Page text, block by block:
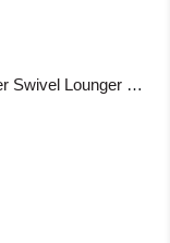
Ghế Sofa Thư Giãn Asher Swivel Lounger Chair ...